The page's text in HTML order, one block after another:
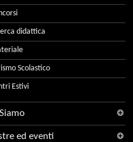
didattica
Scolastico
Estivi
ed eventi